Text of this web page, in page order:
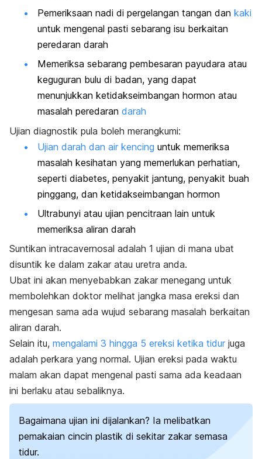
Pemeriksaan nadi di pergelangan tangan dan kaki
untuk mengenal pasti sebarang isu berkaitan
peredaran darah
Memeriksa sebarang pembesaran payudara atau
keguguran bulu di badan, yang dapat
menunjukkan ketidakseimbangan hormon atau
masalah peredaran darah
Ujian diagnostik pula boleh merangkumi:
Ujian darah dan air kencing untuk memeriksa
masalah kesihatan yang memerlukan perhatian,
seperti diabetes, penyakit jantung, penyakit buah
pinggang, dan ketidakseimbangan hormon
Ultrabunyi atau ujian pencitraan lain untuk
memeriksa aliran darah
Suntikan intracavernosal adalah 1 ujian di mana ubat
disuntik ke dalam zakar atau uretra anda.
Ubat ini akan menyebabkan zakar menegang untuk
membolehkan doktor melihat jangka masa ereksi dan
mengesan sama ada wujud sebarang masalah berkaitan
aliran darah.
Selain itu, mengalami 3 hingga 5 ereksi ketika tidur juga
adalah perkara yang normal. Ujian ereksi pada waktu
malam akan dapat mengenal pasti sama ada keadaan
ini berlaku atau sebaliknya.
Bagaimana ujian ini dijalankan? Ia melibatkan
pemakaian cincin plastik di sekitar zakar semasa
tidur.